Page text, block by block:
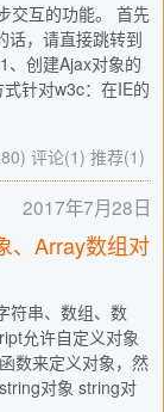
交互的功能。 首先
话，请直接跳转到
、创建Ajax对象的
针对w3c：在IE的
评论(1) 推荐(1)
2017年7月28日
、Array数组对
符串、数组、数
允许自定义对象
数来定义对象，然
对象 string对